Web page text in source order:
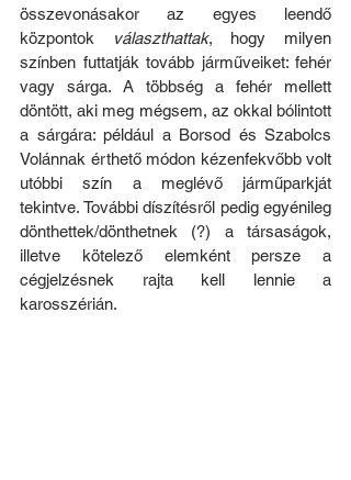
összevonásakor az egyes leendő
központok
választhattak, hogy milyen
színben futtatják tovább járműveiket: fehér
vagy sárga. A többség a fehér mellett
döntött, aki meg mégsem, az okkal bólintott
a sárgára: például a Borsod és Szabolcs
Volánnak érthető módon kézenfekvőbb volt
utóbbi szín a meglévő járműparkját
tekintve. További díszítésről pedig egyénileg
dönthettek/dönthetnek (?) a társaságok,
illetve kötelező elemként persze a
cégjelzésnek rajta kell lennie a
karosszérián.